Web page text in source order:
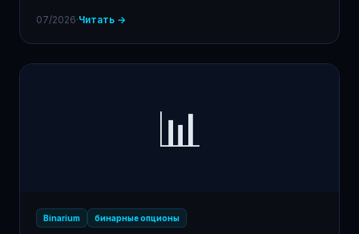
07/2026·Читать →
📊
Binarium бинарные опционы